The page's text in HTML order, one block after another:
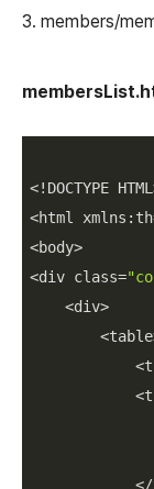
3. members/
<!DOCTYPE
<html
<body>
<div class=
    <div>